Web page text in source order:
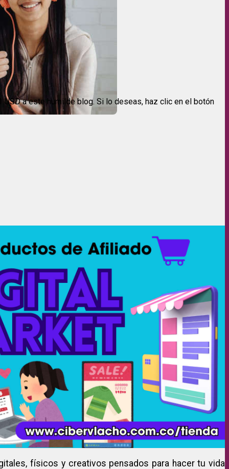
USD a este humilde blog. Si lo deseas, haz clic en el botón
físicos y creativos pensados para hacer tu vida